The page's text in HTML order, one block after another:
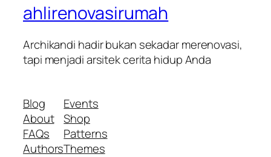
ahlirenovasirumah
Archikandi hadir bukan sekadar merenovasi,
tapi menjadi arsitek cerita hidup Anda
Blog
About
FAQs
Authors
Events
Shop
Patterns
Themes